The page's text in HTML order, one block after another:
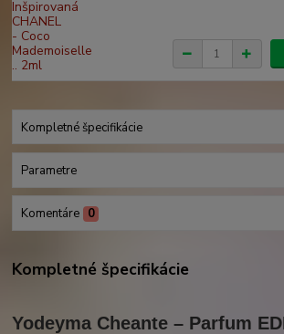
Kompletné špecifikácie
Parametre
Komentáre 0
Kompletné špecifikácie
Yodeyma Cheante – Parfum